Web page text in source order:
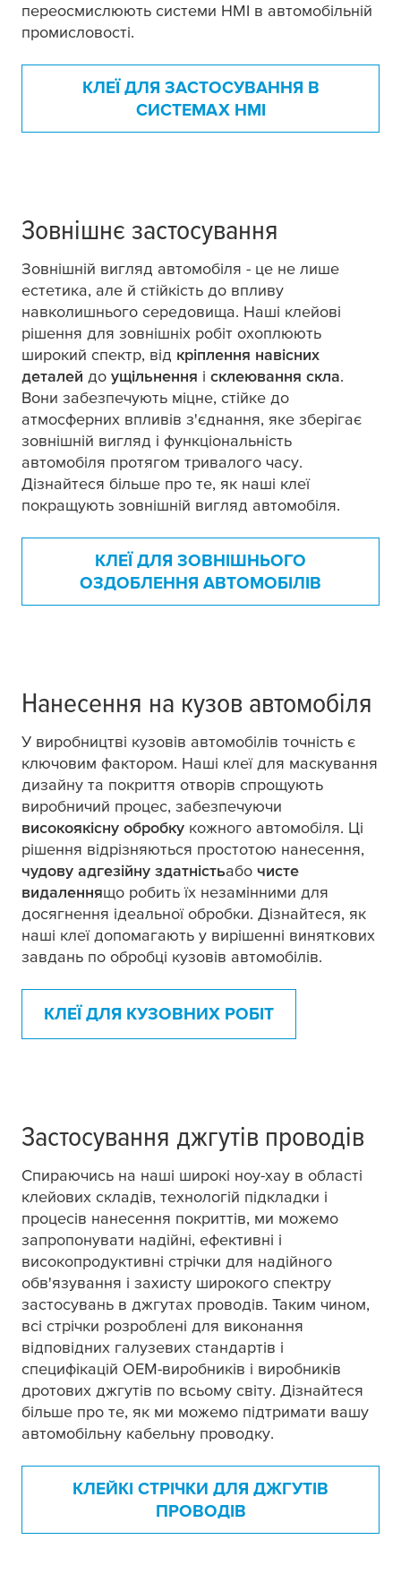
переосмислюють системи HMI в автомобільній
промисловості.
КЛЕЇ ДЛЯ ЗАСТОСУВАННЯ В
СИСТЕМАХ HMI
Зовнішнє застосування
Зовнішній вигляд автомобіля - це не лише
естетика, але й стійкість до впливу
навколишнього середовища. Наші клейові
рішення для зовнішніх робіт охоплюють
широкий спектр, від кріплення навісних
деталей до ущільнення і склеювання скла.
Вони забезпечують міцне, стійке до
атмосферних впливів з'єднання, яке зберігає
зовнішній вигляд і функціональність
автомобіля протягом тривалого часу.
Дізнайтеся більше про те, як наші клеї
покращують зовнішній вигляд автомобіля.
КЛЕЇ ДЛЯ ЗОВНІШНЬОГО
ОЗДОБЛЕННЯ АВТОМОБІЛІВ
Нанесення на кузов автомобіля
У виробництві кузовів автомобілів точність є
ключовим фактором. Наші клеї для маскування
дизайну та покриття отворів спрощують
виробничий процес, забезпечуючи
високоякісну обробку кожного автомобіля. Ці
рішення відрізняються простотою нанесення,
чудову адгезійну здатністьабо чисте
видаленнящо робить їх незамінними для
досягнення ідеальної обробки. Дізнайтеся, як
наші клеї допомагають у вирішенні виняткових
завдань по обробці кузовів автомобілів.
КЛЕЇ ДЛЯ КУЗОВНИХ РОБІТ
Застосування джгутів проводів
Спираючись на наші широкі ноу-хау в області
клейових складів, технологій підкладки і
процесів нанесення покриттів, ми можемо
запропонувати надійні, ефективні і
високопродуктивні стрічки для надійного
обв'язування і захисту широкого спектру
застосувань в джгутах проводів. Таким чином,
всі стрічки розроблені для виконання
відповідних галузевих стандартів і
специфікацій OEM-виробників і виробників
дротових джгутів по всьому світу. Дізнайтеся
більше про те, як ми можемо підтримати вашу
автомобільну кабельну проводку.
КЛЕЙКІ СТРІЧКИ ДЛЯ ДЖГУТІВ
ПРОВОДІВ